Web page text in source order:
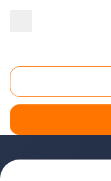
Menuiserie
Le bois est un
pour réaliser des
pour trouver un